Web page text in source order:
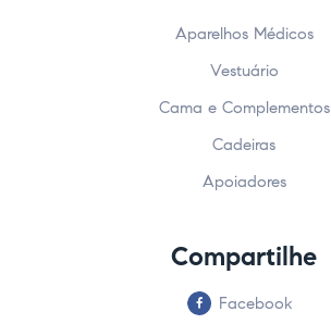
Aparelhos Médicos
Vestuário
Cama e Complementos
Cadeiras
Apoiadores
Compartilhe
Facebook